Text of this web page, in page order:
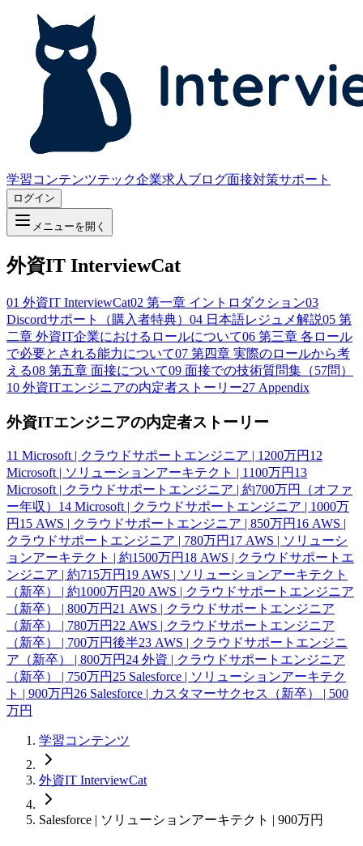
学習コンテンツテック企業求人 ブログ面接対策サポート
ログイン
メニューを開く
外資IT InterviewCat
01 外資IT InterviewCat02 第一章 イントロダクション03
Discordサポート（購入者特典） 04 日本語レジュメ解説05 第
二章 外資IT企業におけるロールについて06 第三章 各ロール
で必要とされる能力について07 第四章 実際のロールから考
える08 第五章 面接について09 面接での技術質問集（57問）
10 外資ITエンジニアの内定者ストーリー27 Appendix
外資ITエンジニアの内定者ストーリー
11 Microsoft | クラウドサポートエンジニア | 1200万円 12
Microsoft | ソリューションアーキテクト | 1100万円 13
Microsoft | クラウドサポートエンジニア | 約700万円（オファ
ー年収） 14 Microsoft | クラウドサポートエンジニア | 1000万
円 15 AWS | クラウドサポートエンジニア | 850万円 16 AWS |
クラウドサポートエンジニア | 780万円 17 AWS | ソリューシ
ョンアーキテクト | 約1500万円 18 AWS | クラウドサポートエ
ンジニア | 約715万円 19 AWS | ソリューションアーキテクト
（新卒） | 約1000万円 20 AWS | クラウドサポートエンジニア
（新卒） | 800万円 21 AWS | クラウドサポートエンジニア
（新卒） | 780万円 22 AWS | クラウドサポートエンジニア
（新卒） | 700万円後半23 AWS | クラウドサポートエンジニ
ア（新卒） | 800万円 24 外資 | クラウドサポートエンジニア
（新卒） | 750万円 25 Salesforce | ソリューションアーキテク
ト | 900万円 26 Salesforce | カスタマーサクセス（新卒） | 500
万円
学習コンテンツ
外資IT InterviewCat
Salesforce | ソリューションアーキテクト | 900万円